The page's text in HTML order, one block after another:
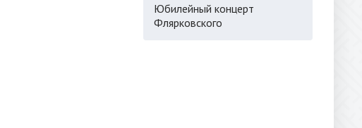
Юбилейный концерт
Флярковского